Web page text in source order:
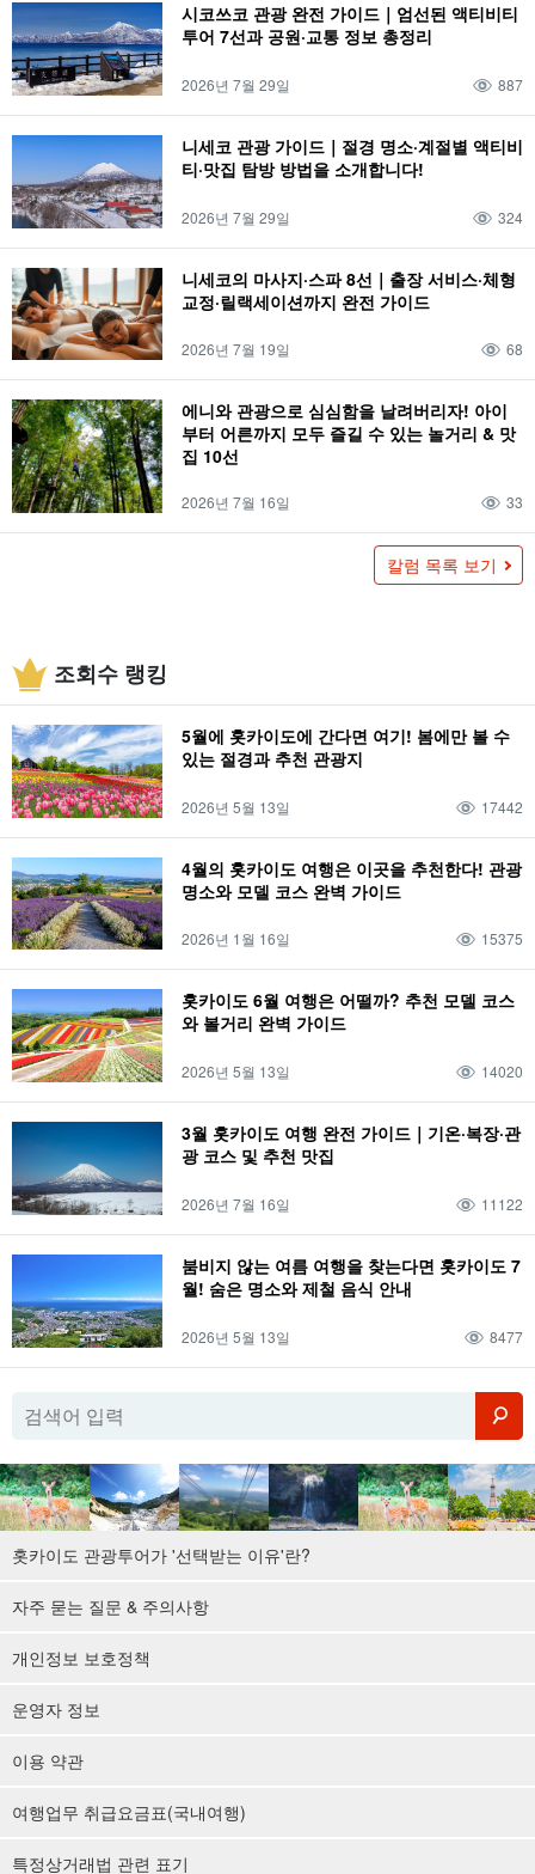
시코쓰코 관광 완전 가이드｜엄선된 액티비티
투어 7선과 공원·교통 정보 총정리
2026년 7월 29일 887
니세코 관광 가이드｜절경 명소·계절별 액티비
티·맛집 탐방 방법을 소개합니다!
2026년 7월 29일 324
니세코의 마사지·스파 8선｜출장 서비스·체형
교정·릴랙세이션까지 완전 가이드
2026년 7월 19일 68
에니와 관광으로 심심함을 날려버리자! 아이
부터 어른까지 모두 즐길 수 있는 놀거리 & 맛
집 10선
2026년 7월 16일 33
칼럼 목록 보기
조회수 랭킹
5월에 홋카이도에 간다면 여기! 봄에만 볼 수
있는 절경과 추천 관광지
2026년 5월 13일 17442
4월의 홋카이도 여행은 이곳을 추천한다! 관광
명소와 모델 코스 완벽 가이드
2026년 1월 16일 15375
홋카이도 6월 여행은 어떨까? 추천 모델 코스
와 볼거리 완벽 가이드
2026년 5월 13일 14020
3월 홋카이도 여행 완전 가이드｜기온·복장·관
광 코스 및 추천 맛집
2026년 7월 16일 11122
붐비지 않는 여름 여행을 찾는다면 홋카이도 7
월! 숨은 명소와 제철 음식 안내
2026년 5월 13일 8477
홋카이도 관광투어가 '선택받는 이유'란?
자주 묻는 질문 & 주의사항
개인정보 보호정책
운영자 정보
이용 약관
여행업무 취급요금표(국내여행)
특정상거래법 관련 표기